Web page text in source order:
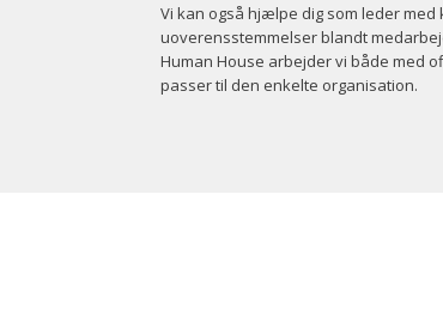
Vi kan også hjælpe dig som leder
uoverensstemmelser blandt
Human House arbejder vi både med
passer til den enkelte organisation.